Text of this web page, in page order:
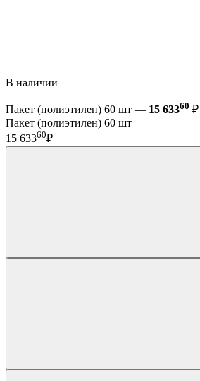
В наличии
Пакет (полиэтилен) 60 шт — 15 63360 ₽
Пакет (полиэтилен) 60 шт
15 63360₽